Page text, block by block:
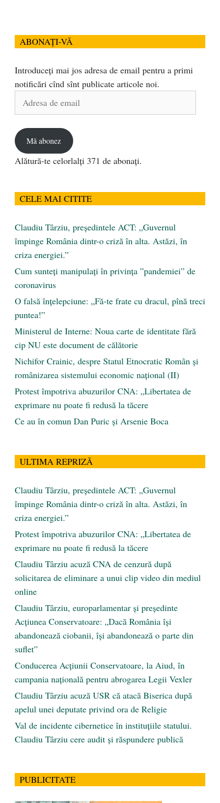
ABONAȚI-VĂ
Introduceți mai jos adresa de email pentru a primi
notificări cînd sînt publicate articole noi.
Adresa
Mă abonez
Alătură-te celorlalți 371 de abonați.
CELE MAI CITITE
Claudiu Târziu, președintele ACT: „Guvernul
împinge România dintr-o criză în alta. Astăzi, în
criza energiei.”
Cum sunteți manipulați în privința ”pandemiei” de
coronavirus
O falsă înțelepciune: „Fă-te frate cu dracul, pînă treci
puntea!”
Ministerul de Interne: Noua carte de identitate fără
cip NU este document de călătorie
Nichifor Crainic, despre Statul Etnocratic Român şi
românizarea sistemului economic naţional (II)
Protest împotriva abuzurilor CNA: „Libertatea de
exprimare nu poate fi redusă la tăcere
Ce au în comun Dan Puric şi Arsenie Boca
ULTIMA REPRIZĂ
Claudiu Târziu, președintele ACT: „Guvernul
împinge România dintr-o criză în alta. Astăzi, în
criza energiei.”
Protest împotriva abuzurilor CNA: „Libertatea de
exprimare nu poate fi redusă la tăcere
Claudiu Târziu acuză CNA de cenzură după
solicitarea de eliminare a unui clip video din mediul
online
Claudiu Târziu, europarlamentar și președinte
Acțiunea Conservatoare: „Dacă România își
abandonează ciobanii, își abandonează o parte din
suflet”
Conducerea Acțiunii Conservatoare, la Aiud, în
campania națională pentru abrogarea Legii Vexler
Claudiu Târziu acuză USR că atacă Biserica după
apelul unei deputate privind ora de Religie
Val de incidente cibernetice în instituțiile statului.
Claudiu Târziu cere audit și răspundere publică
PUBLICITATE